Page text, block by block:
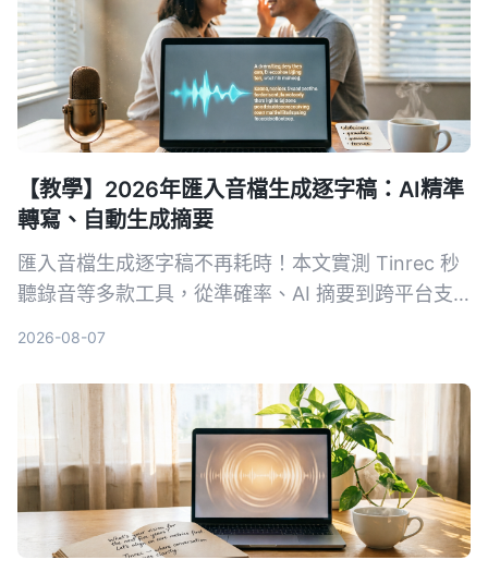
【教學】2026年匯入音檔生成逐字稿：AI精準
轉寫、自動生成摘要
匯入音檔生成逐字稿不再耗時！本文實測 Tinrec 秒
聽錄音等多款工具，從準確率、AI 摘要到跨平台支
2026-08-07